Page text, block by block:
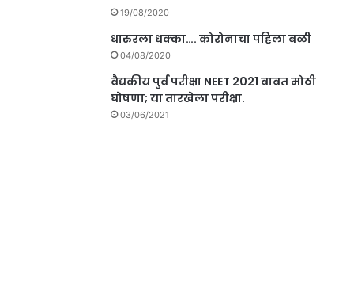
19/08/2020
धारुरला धक्का…. कोरोनाचा पहिला बळी
04/08/2020
वैद्यकीय पुर्व परीक्षा NEET 2021 बाबत मोठी
घोषणा; या तारखेला परीक्षा.
03/06/2021